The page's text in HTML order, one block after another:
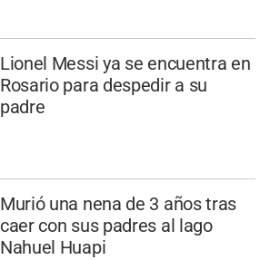
Lionel Messi ya se encuentra en
Rosario para despedir a su
padre
Murió una nena de 3 años tras
caer con sus padres al lago
Nahuel Huapi